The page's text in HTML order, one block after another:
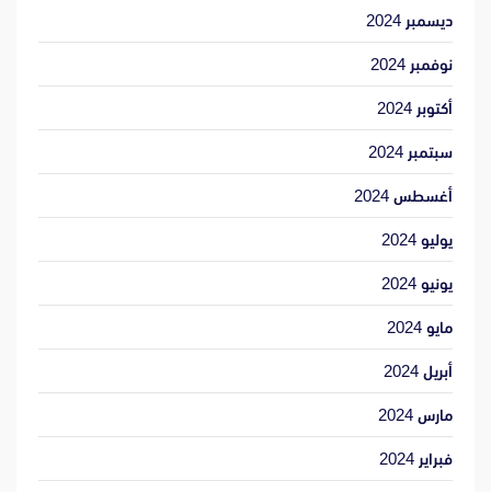
ديسمبر 2024
نوفمبر 2024
أكتوبر 2024
سبتمبر 2024
أغسطس 2024
يوليو 2024
يونيو 2024
مايو 2024
أبريل 2024
مارس 2024
فبراير 2024